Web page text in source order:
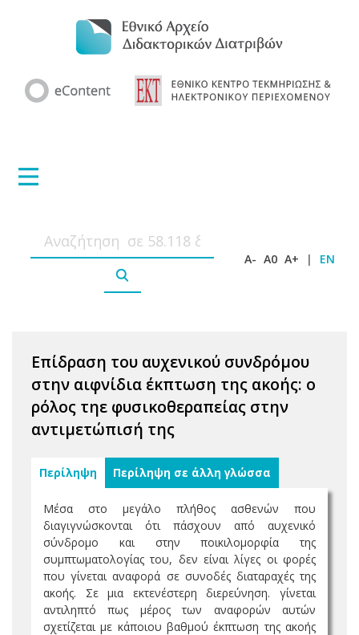
A- A0 A+ | EN
Επίδραση του αυχενικού συνδρόμου
στην αιφνίδια έκπτωση της ακοής: ο
ρόλος τηε φυσικοθεραπείας στην
αντιμετώπισή της
Περίληψη Περίληψη σε άλλη γλώσσα
Μέσα στο μεγάλο πλήθος ασθενών που
διαγιγνώσκονται ότι πάσχουν από αυχενικό
σύνδρομο και στην ποικιλομορφία της
συμπτωματολογίας του, δεν είναι λίγες οι φορές
που γίνεται αναφορά σε συνοδές διαταραχές της
ακοής. Σε μια εκτενέστερη διερεύνηση. γίνεται
αντιληπτό πως μέρος των αναφορών αυτών
σχετίζεται με κάποιου βαθμού έκπτωση της ακοής